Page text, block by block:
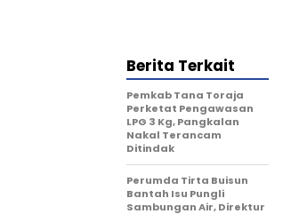
Berita Terkait
Pemkab Tana Toraja
Perketat Pengawasan
LPG 3 Kg, Pangkalan
Nakal Terancam
Ditindak
Perumda Tirta Buisun
Bantah Isu Pungli
Sambungan Air, Direktur